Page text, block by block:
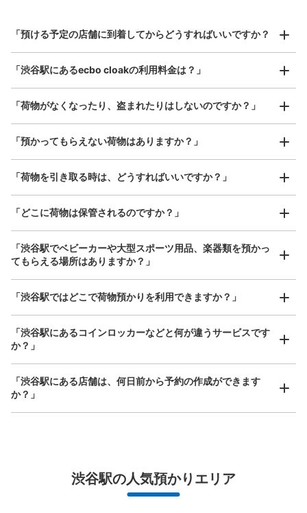
保管できる荷物数
大:1/ ¥700中:16/ ¥500小:7/ ¥400
支払い方法
現金, ICカード
JR渋谷駅西口コインロッカー
本日の営業時間:05:00〜23:59
JR渋谷駅南改札・東口・西口連絡通路の西口側の入口に
あります。付近にはみどりの窓口・宝くじ売り場がありま
お店で荷物の写真を
好立地 / 好条件店舗も多数
荷物の破損、盗難等万が一に備えた保証も完備で安心
¥800/ 日
器、ベビーカーなど）
「預ける予定の店舗に到着してからどうすればいいですか？
「渋谷駅にあるecbo cloakの利用料金は？」
「荷物がなくなったり、盗まれたりはしないのですか？」
「預かってもらえない荷物はありますか？」
「荷物を引き取る時は、どうすればいいですか？」
「どこに荷物は保管されるのですか？」
「渋谷駅でベビーカーや大型スポーツ用品、楽器類を預かっ
てもらえる場所はありますか？」
「渋谷駅ではどこで荷物預かりを利用できますか？」
「渋谷駅にあるコインロッカーなどと何が違うサービスです
か？」
「渋谷駅にある店舗は、何日前から予約の作成ができます
か？」
渋谷駅の人気預かりエリア